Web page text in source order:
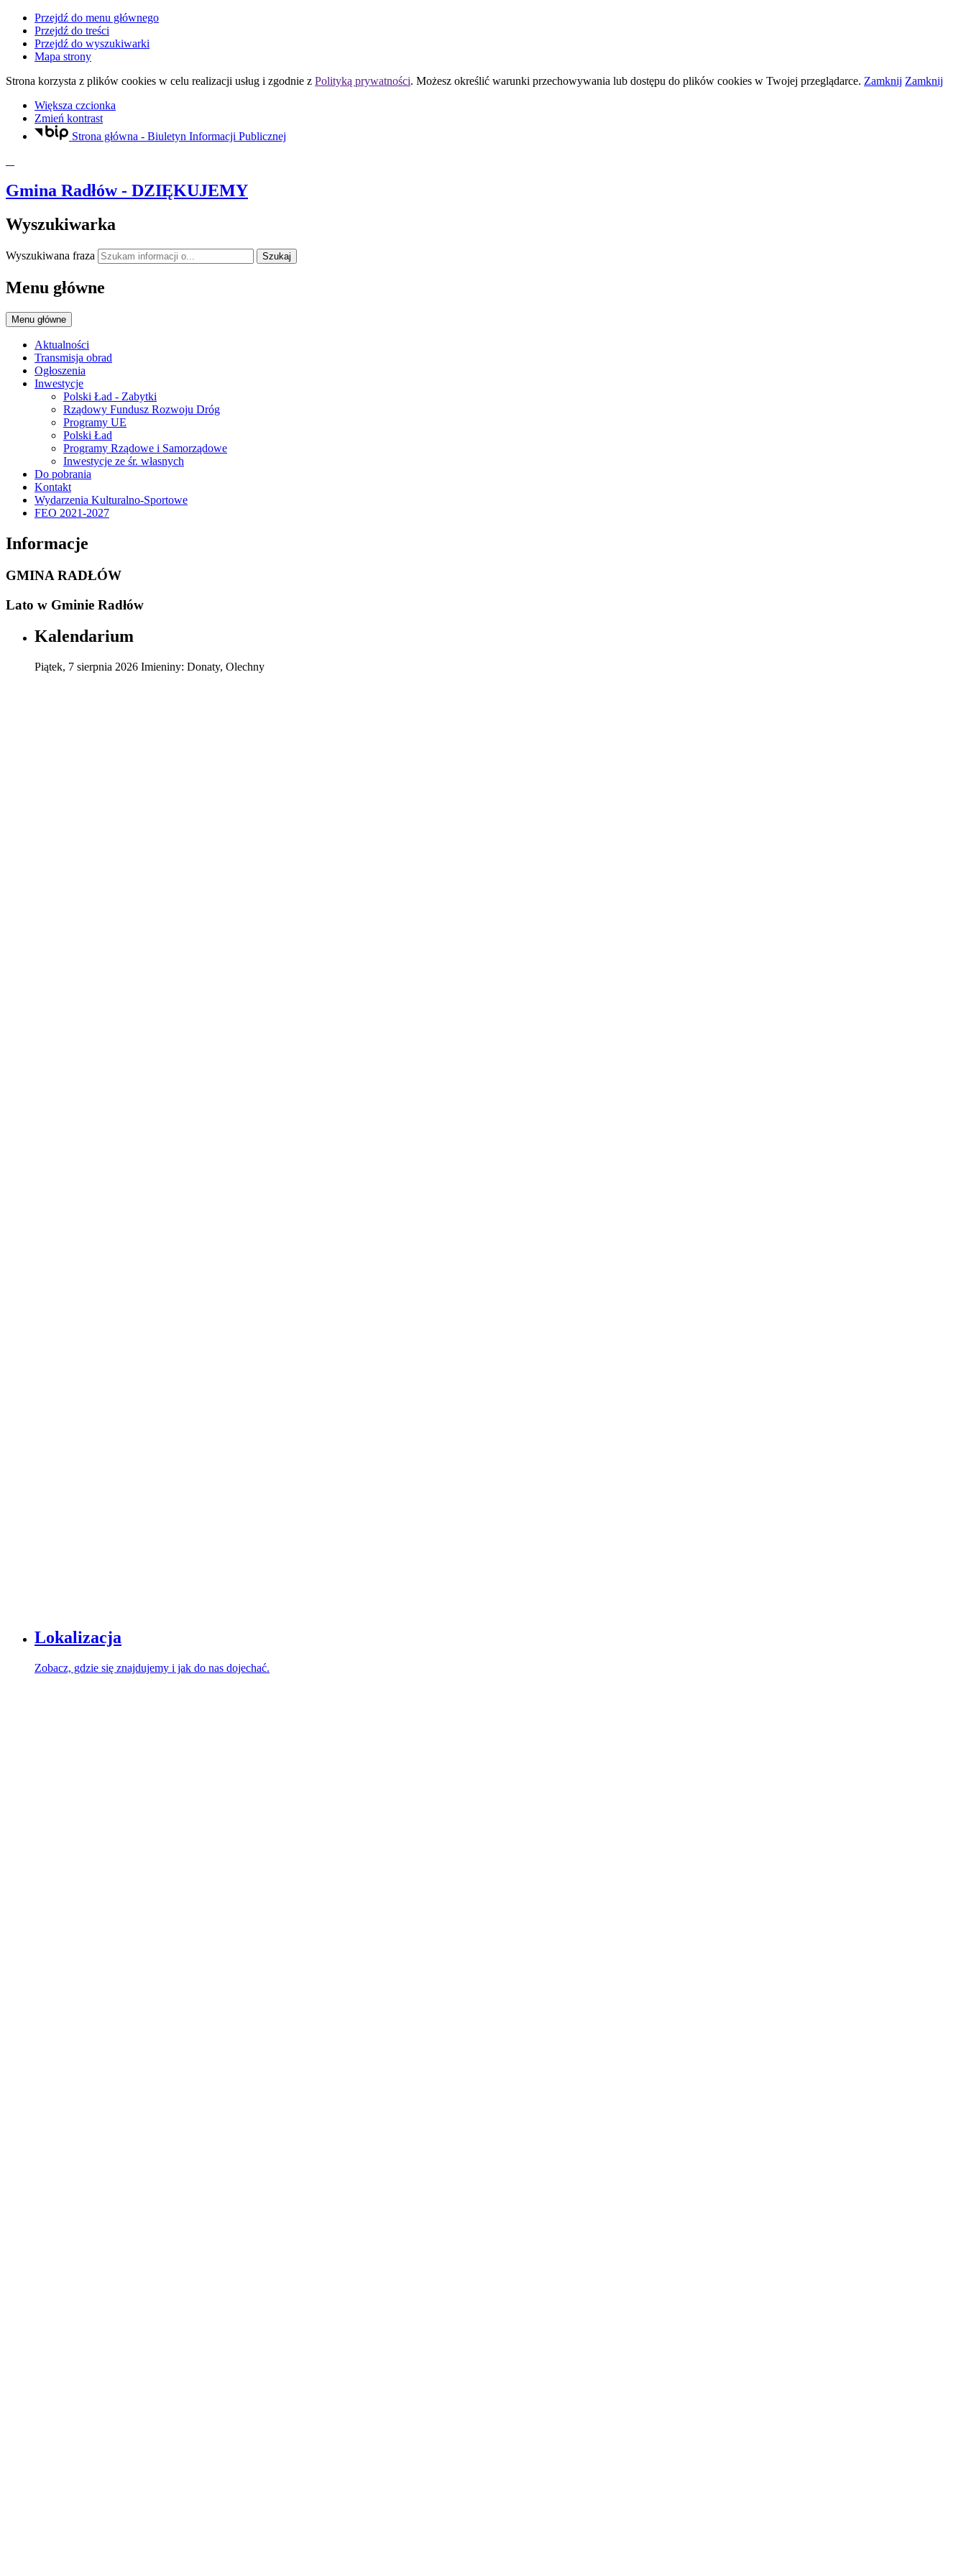
Przejdź do menu głównego
Przejdź do treści
Przejdź do wyszukiwarki
Mapa strony
Strona korzysta z plików cookies w celu realizacji usług i zgodnie z Polityką prywatności. Możesz określić warunki przechowywania lub dostępu do plików cookies w Twojej przeglądarce. Zamknij Zamknij
Większa czcionka
Zmień kontrast
Strona główna - Biuletyn Informacji Publicznej
Gmina Radłów- DZIĘKUJEMY
Wyszukiwarka
Wyszukiwana fraza Szukaj
Menu główne
Menu główne
Aktualności
Transmisja obrad
Ogłoszenia
Inwestycje
Polski Ład - Zabytki
Rządowy Fundusz Rozwoju Dróg
Programy UE
Polski Ład
Programy Rządowe i Samorządowe
Inwestycje ze śr. własnych
Do pobrania
Kontakt
Wydarzenia Kulturalno-Sportowe
FEO 2021-2027
Informacje
GMINA RADŁÓW
Lato w Gminie Radłów
Kalendarium
Piątek, 7 sierpnia 2026 Imieniny: Donaty, Olechny
Lokalizacja
Zobacz, gdzie się znajdujemy i jak do nas dojechać.